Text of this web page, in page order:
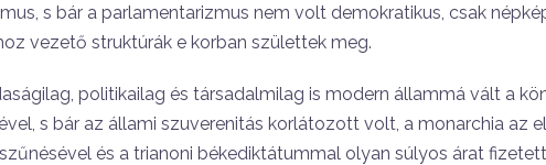
s bár a parlamentarizmus nem volt demokratikus, csak
vezető struktúrák e korban születtek meg.
politikailag és társadalmilag is modern állammá vált a
s bár az állami szuverenitás korlátozott volt, a monarchia az
és a trianoni békediktátummal olyan súlyos árat